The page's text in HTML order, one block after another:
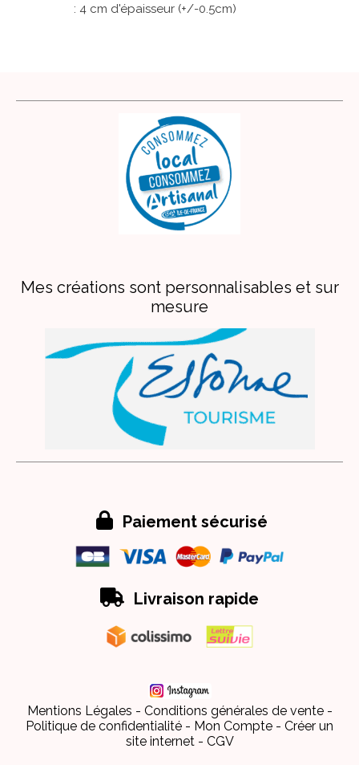
: 4 cm d'épaisseur (+/-0.5cm)
Mes créations sont personnalisables et sur
mesure
 Paiement sécurisé
 Livraison rapide
Mentions Légales
Conditions générales de vente
Politique de confidentialité
Mon Compte
Créer un
site internet
CGV